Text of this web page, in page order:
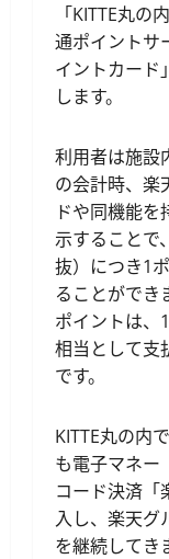
「KITTE丸の
通ポイントサ
イントカード
します。
利用者は施設
の会計時、楽
ドや同機能を
示することで
抜）につき1
ることができ
ポイントは、
相当として支
です。
KITTE丸の内
も電子マネー
コード決済「
入し、楽天グ
を継続してき